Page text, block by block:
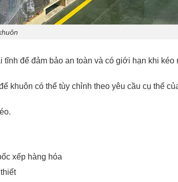
để đảm bảo an toàn và có giới hạn khi kéo
khuôn có thể tùy chỉnh theo yêu cầu cụ thể
xếp hàng hóa